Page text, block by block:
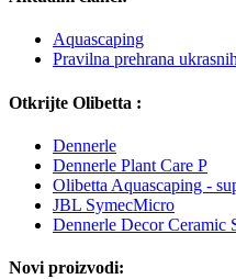
Aquascaping
Pravilna prehrana
Otkrijte Olibetta :
Dennerle
Dennerle Plant Care P
Olibetta Aquascaping -
JBL SymecMicro
Dennerle Decor Ceramic
Novi proizvodi: